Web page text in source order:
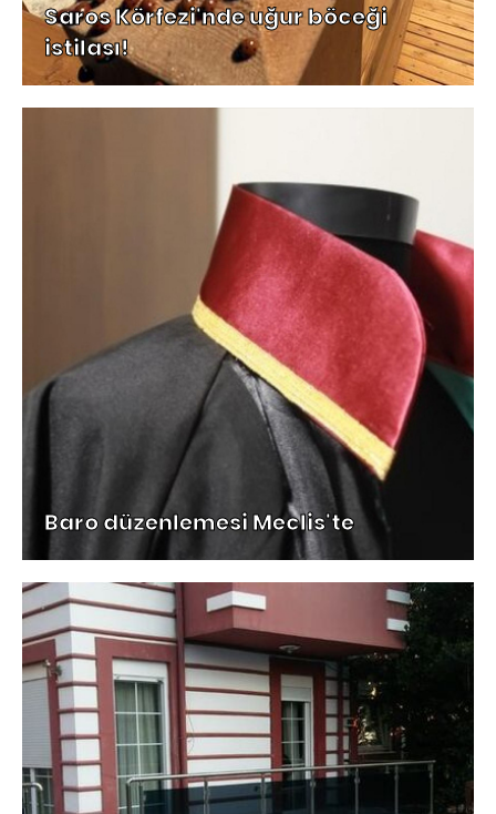
Saros Körfezi'nde uğur böceği
istilası!
Baro düzenlemesi Meclis'te